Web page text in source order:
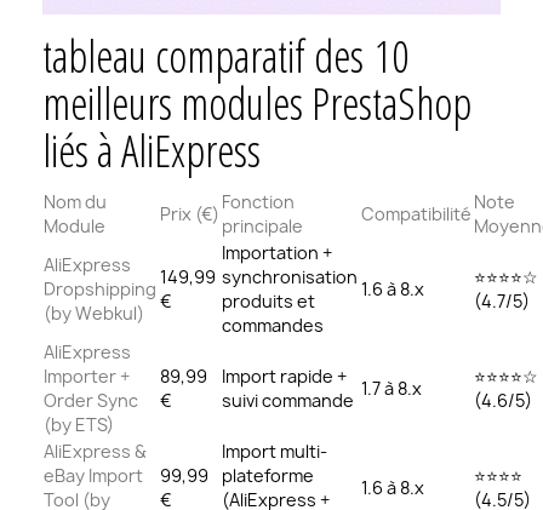
tableau comparatif des 10
meilleurs modules PrestaShop
liés à AliExpress
Nom du
Module
Prix (€)
Fonction
principale
Compatibilité
Note
AliExpress
Dropshipping
(by Webkul)
149,99
€
Importation +
synchronisation
produits et
commandes
1.6 à 8.x
⭐⭐⭐⭐☆
(4.7/5)
AliExpress
Importer +
Order Sync
(by ETS)
89,99
€
Import rapide +
suivi commande
1.7 à 8.x
⭐⭐⭐⭐☆
(4.6/5)
AliExpress &
eBay Import
Tool (by
99,99
€
Import multi-
plateforme
(AliExpress +
1.6 à 8.x
⭐⭐⭐⭐
(4.5/5)